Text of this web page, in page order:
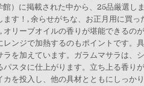
）に掲載された中から、25品厳選し
す！, 余らせがちな、お正月用に買
リーブオイルの香りが堪能できるの
ンジで加熱するのもポイントです
を加えています。ガラムマサラは
スタに仕上がります。立ち上る香
を投入し、他の具材とともにしっ